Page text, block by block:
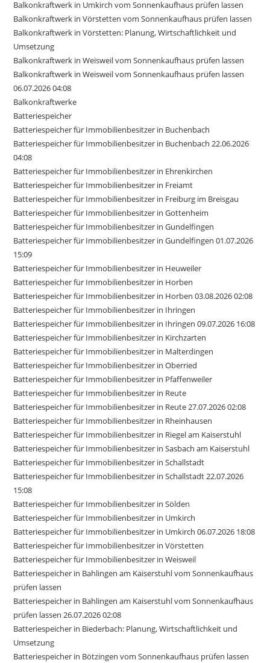
Balkonkraftwerk in Umkirch vom Sonnenkaufhaus prüfen lassen
Balkonkraftwerk in Vörstetten vom Sonnenkaufhaus prüfen lassen
Balkonkraftwerk in Vörstetten: Planung, Wirtschaftlichkeit und
Umsetzung
Balkonkraftwerk in Weisweil vom Sonnenkaufhaus prüfen lassen
Balkonkraftwerk in Weisweil vom Sonnenkaufhaus prüfen lassen
06.07.2026 04:08
Balkonkraftwerke
Batteriespeicher
Batteriespeicher für Immobilienbesitzer in Buchenbach
Batteriespeicher für Immobilienbesitzer in Buchenbach 22.06.2026
04:08
Batteriespeicher für Immobilienbesitzer in Ehrenkirchen
Batteriespeicher für Immobilienbesitzer in Freiamt
Batteriespeicher für Immobilienbesitzer in Freiburg im Breisgau
Batteriespeicher für Immobilienbesitzer in Gottenheim
Batteriespeicher für Immobilienbesitzer in Gundelfingen
Batteriespeicher für Immobilienbesitzer in Gundelfingen 01.07.2026
15:09
Batteriespeicher für Immobilienbesitzer in Heuweiler
Batteriespeicher für Immobilienbesitzer in Horben
Batteriespeicher für Immobilienbesitzer in Horben 03.08.2026 02:08
Batteriespeicher für Immobilienbesitzer in Ihringen
Batteriespeicher für Immobilienbesitzer in Ihringen 09.07.2026 16:08
Batteriespeicher für Immobilienbesitzer in Kirchzarten
Batteriespeicher für Immobilienbesitzer in Malterdingen
Batteriespeicher für Immobilienbesitzer in Oberried
Batteriespeicher für Immobilienbesitzer in Pfaffenweiler
Batteriespeicher für Immobilienbesitzer in Reute
Batteriespeicher für Immobilienbesitzer in Reute 27.07.2026 02:08
Batteriespeicher für Immobilienbesitzer in Rheinhausen
Batteriespeicher für Immobilienbesitzer in Riegel am Kaiserstuhl
Batteriespeicher für Immobilienbesitzer in Sasbach am Kaiserstuhl
Batteriespeicher für Immobilienbesitzer in Schallstadt
Batteriespeicher für Immobilienbesitzer in Schallstadt 22.07.2026
15:08
Batteriespeicher für Immobilienbesitzer in Sölden
Batteriespeicher für Immobilienbesitzer in Umkirch
Batteriespeicher für Immobilienbesitzer in Umkirch 06.07.2026 18:08
Batteriespeicher für Immobilienbesitzer in Vörstetten
Batteriespeicher für Immobilienbesitzer in Weisweil
Batteriespeicher in Bahlingen am Kaiserstuhl vom Sonnenkaufhaus
prüfen lassen
Batteriespeicher in Bahlingen am Kaiserstuhl vom Sonnenkaufhaus
prüfen lassen 26.07.2026 02:08
Batteriespeicher in Biederbach: Planung, Wirtschaftlichkeit und
Umsetzung
Batteriespeicher in Bötzingen vom Sonnenkaufhaus prüfen lassen